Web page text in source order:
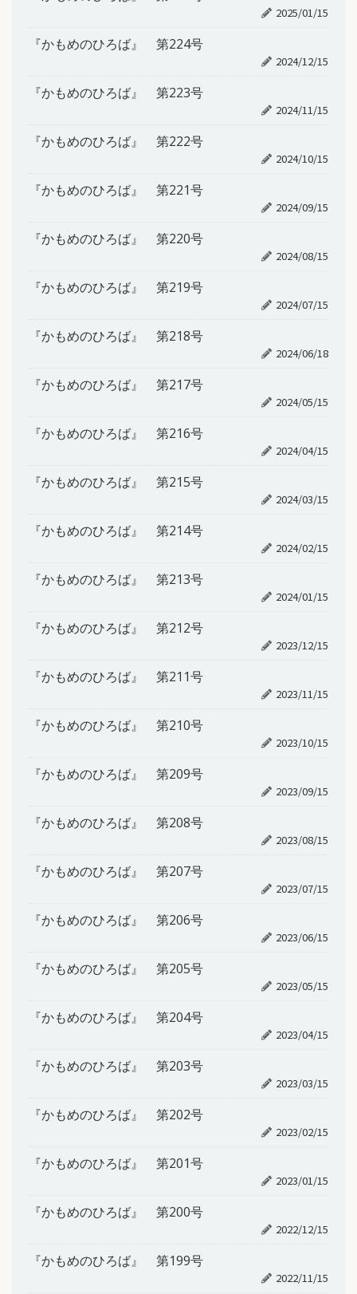
2025/01/15
『かもめのひろば』 第224号
2024/12/15
『かもめのひろば』 第223号
2024/11/15
『かもめのひろば』 第222号
2024/10/15
『かもめのひろば』 第221号
2024/09/15
『かもめのひろば』 第220号
2024/08/15
『かもめのひろば』 第219号
2024/07/15
『かもめのひろば』 第218号
2024/06/18
『かもめのひろば』 第217号
2024/05/15
『かもめのひろば』 第216号
2024/04/15
『かもめのひろば』 第215号
2024/03/15
『かもめのひろば』 第214号
2024/02/15
『かもめのひろば』 第213号
2024/01/15
『かもめのひろば』 第212号
2023/12/15
『かもめのひろば』 第211号
2023/11/15
『かもめのひろば』 第210号
2023/10/15
『かもめのひろば』 第209号
2023/09/15
『かもめのひろば』 第208号
2023/08/15
『かもめのひろば』 第207号
2023/07/15
『かもめのひろば』 第206号
2023/06/15
『かもめのひろば』 第205号
2023/05/15
『かもめのひろば』 第204号
2023/04/15
『かもめのひろば』 第203号
2023/03/15
『かもめのひろば』 第202号
2023/02/15
『かもめのひろば』 第201号
2023/01/15
『かもめのひろば』 第200号
2022/12/15
『かもめのひろば』 第199号
2022/11/15